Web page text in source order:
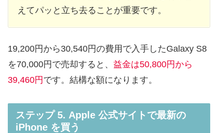
えてパッと立ち去ることが重要です。
19,200円から30,540円の費用で入手したGalaxy S8
を70,000円で売却すると、 益金は50,800円から
39,460円です。結構な額になります。
ステップ 5. Apple 公式サイトで最新の
iPhone を買う